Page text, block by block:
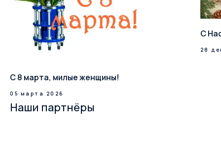
С 8 марта, милые женщины!
05 марта 2026
С
28
Наши партнёры